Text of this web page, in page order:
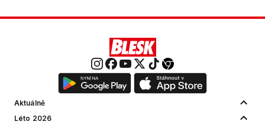
Aktuálně
Léto 2026